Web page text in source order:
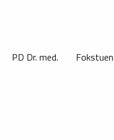
PD Dr. med. Fokstuen